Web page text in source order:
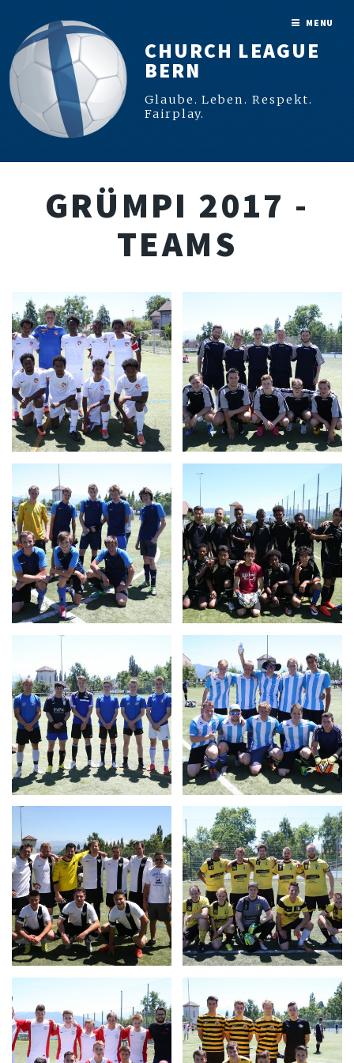
CHURCH LEAGUE
BERN
Glaube. Leben. Respekt.
Fairplay.
GRÜMPI 2017 -
TEAMS
MENU